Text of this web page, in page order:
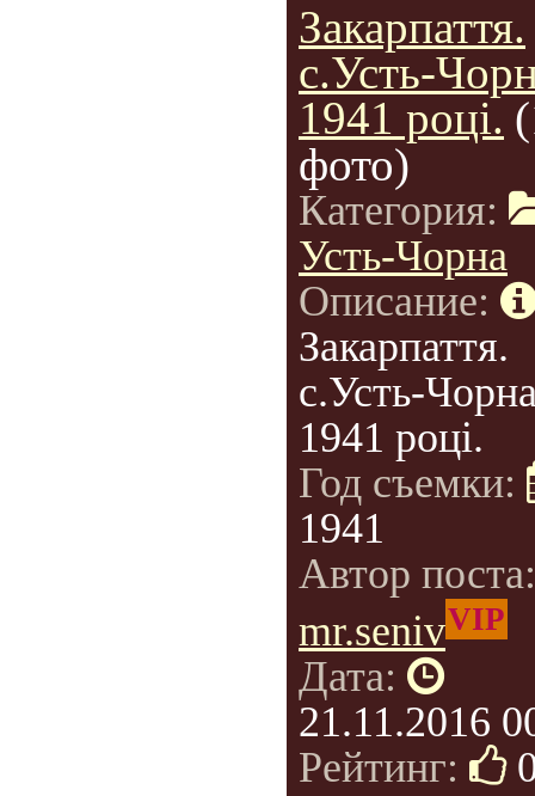
Закарпаття.
с.Усть-
1941 році.
фото)
Категория:
Усть-Чорна
Описание:
Закарпаття.
с.Усть-
1941 році.
Год съемки:
1941
Автор
mr.senivVIP
Дата:
21.11.2016
Рейтинг: